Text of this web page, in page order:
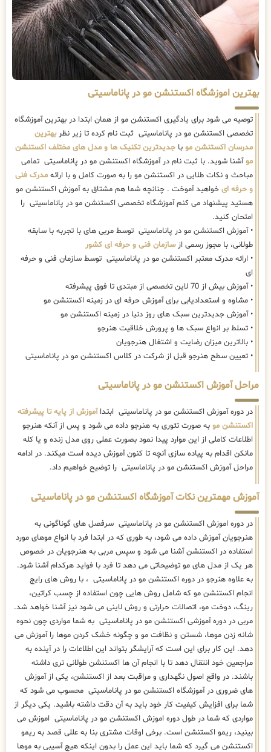
بهترین اموزشگاه اکستنشن مو در پاناماسیتی
توصیه می شود برای یادگیری اکستنشن مو از همان ابتدا در بهترین آموزشگاه
تخصصی اکستنشن مو در پاناماسیتی ثبت نام کرده تا زیر نظربهترین
مدرسان اکستنشن مو با جدیدترین تکنیک ها و مدل های مختلف اکستنشن
موآشنا شوید. با ثبت نام در آموزشگاه اکستنشن مو در پاناماسیتی تمامی
مباحث و نکات طلایی در اکستنشن مو را به صورت کامل و با ارائه مدرک فنی
و حرفه ای خواهید آموخت . چنانچه شما هم مشتاق به آموزش اکستنشن مو
هستید پیشنهاد می کنم آموزشگاه تخصصی اکستنشن مو در پاناماسیتی را
امتحان کنید.
• آموزش اکستنشن مو در پاناماسیتی توسط مربی های با تجربه با سابقه
طولانی، با مجوز رسمی ازسازمان فنی و حرفه ای کشور
• ارائه مدرک معتبر اکستنشن مو در پاناماسیتی توسط سازمان فنی و حرفه
ای
• آموزش بیش از 70 لاین تخصصی از مبتدی تا فوق پیشرفته
• مشاوه و استعدادیابی برای آموزش حرفه ای در زمینه اکستنشن مو
• آموزش جدیدترین سبک های روز دنیا در زمینه اکستنشن مو
• تسلط بر انواع سبک ها و پرورش خلاقیت هنرجو
• بالاترین میزان رضایت و اشتغال هنرجویان
• تعیین سطح هنرجو قبل از شرکت در کلاس اکستنشن مو در پاناماسیتی
مراحل آموزش اکستنشن مو در پاناماسیتی
در دوره آموزش اکستنشن مو در پاناماسیتی ابتداآموزش از پایه تا پیشرفته
اکستنشن مو به صورت تئوری به هنرجو داده می شود و پس از آنکه هنرجو
اطلاعات کاملی از این موارد پیدا نمود بصورت عملی روی مدل زنده و یا کله
مانکن اقدام به پیاده سازی آنچه تا کنون آموزش دیده است میکند. در ادامه
مراحل آموزش اکستنشن مو در پاناماسیتی را توضیح خواهیم داد.
آموزش مهمترین نکات آموزشگاه اکستنشن مو در پاناماسیتی
در دوره اموزش اکستنشن مو در پاناماسیتی سرفصل های گوناگونی به
هنرجویان آموزش داده می شود، به طوری که در ابتدا فرد با انواع موهای مورد
استفاده در اکستنشن آشنا می شود و سپس مربی به هنرجویان در خصوص
هر یک از مدل های مو توضیحاتی می دهد تا فرد با فواید هرکدام آشنا شود.
به علاوه هنرجو در دوره اکستنشن مو در پاناماسیتی ، با روش های رایج
انجام اکستنشن مو که شامل روش هایی چون استفاده از چسب کراتین،
رینگ، دوخت مو، اتصالات حرارتی و روش لاینی می شود نیز آشنا خواهد شد.
مربی در دوره آموزشی اکستنشن مو در پاناماسیتی به شما مواردی چون نحوه
شانه زدن موها، شستن و نظافت مو و چگونه خشک کردن موها را آموزش می
دهد. این کار برای این است که آرایشگر بتواند این اطلاعات را در آینده به
مراجعین خود انتقال دهد تا با انجام آن ها اکستنشن طولانی تری داشته
باشند. در واقع اصول نگهداری و مراقبت بعد از اکستنشن، یکی از آموزش
های ضروری در آموزشگاه اکستنشن مو در پاناماسیتی محسوب می شود که
شما برای افزایش کیفیت کار خود باید به آن دقت داشته باشید. یکی دیگر از
مواردی که شما در طول دوره اموزش اکستنشن مو در پاناماسیتی اموزش می
بینید، ریمو اکستنشن است. برخی اوقات مشتری بنا به عللی قصد به ریمو
اکستنشن می گیرد که شما باید این عمل را بدون اینکه هیچ آسیبی به موها